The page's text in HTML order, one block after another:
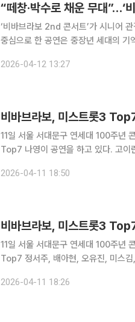
“떼창·박수로 채운 무대”…‘
‘비바브라보 2nd 콘서트’가 시니어
중심으로 한 공연은 중장년 세대의 기억을 자극
7 멤버들이 포문을 열었다. 단체곡 ‘꽃
2026-04-12 13:27
비바브라보, 미스트롯3
11일 서울 서대문구 연세대 100주년
Top7 나영이 공연을 하고 있다. 고
2026-04-11 18:50
비바브라보, 미스트롯3
11일 서울 서대문구 연세대 100주년
Top7 정서주, 배아현, 오유진, 미스
2026-04-11 18:26